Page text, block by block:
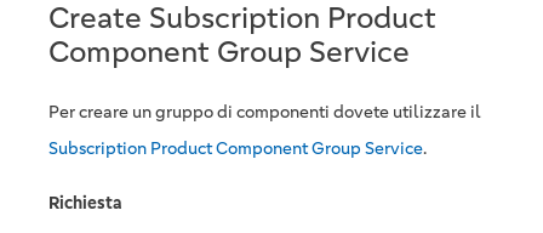
Create Subscription Product
Component Group Service
Per creare un gruppo di componenti dovete utilizzare il
Subscription Product Component Group Service.
Richiesta